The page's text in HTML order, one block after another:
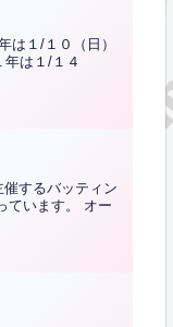
は１/１０（日）
は１/１４
するバッティン
ています。 オー